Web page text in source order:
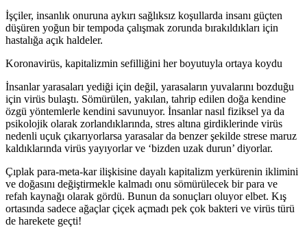
İşçiler, insanlık onuruna aykırı sağlıksız koşullarda insanı güçten
düşüren yoğun bir tempoda çalışmak zorunda bırakıldıkları için
hastalığa açık haldeler.
Koronavirüs, kapitalizmin sefilliğini her boyutuyla ortaya koydu
İnsanlar yarasaları yediği için değil, yarasaların yuvalarını bozduğu
için virüs bulaştı. Sömürülen, yakılan, tahrip edilen doğa kendine
özgü yöntemlerle kendini savunuyor. İnsanlar nasıl fiziksel ya da
psikolojik olarak zorlandıklarında, stres altına girdiklerinde virüs
nedenli uçuk çıkarıyorlarsa yarasalar da benzer şekilde strese maruz
kaldıklarında virüs yayıyorlar ve ‘bizden uzak durun’ diyorlar.
Çıplak para-meta-kar ilişkisine dayalı kapitalizm yerkürenin iklimini
ve doğasını değiştirmekle kalmadı onu sömürülecek bir para ve
refah kaynağı olarak gördü. Bunun da sonuçları oluyor elbet. Kış
ortasında sadece ağaçlar çiçek açmadı pek çok bakteri ve virüs türü
de harekete geçti!